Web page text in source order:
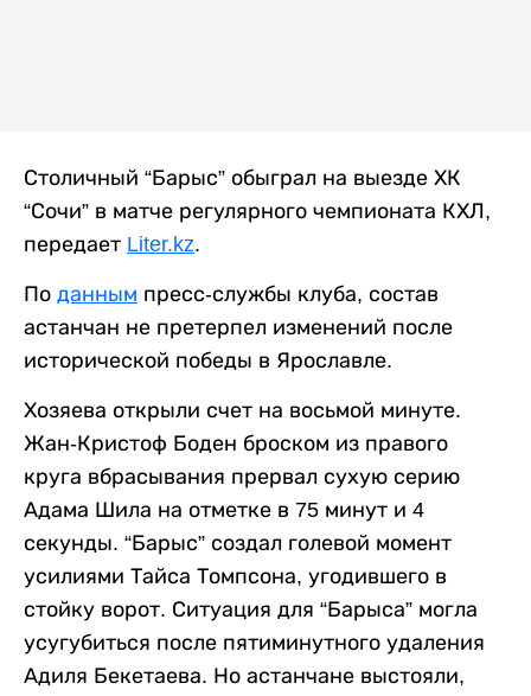
Столичный “Барыс” обыграл на выезде ХК
“Сочи” в матче регулярного чемпионата КХЛ,
передает Liter.kz.
По данным пресс-службы клуба, состав
астанчан не претерпел изменений после
исторической победы в Ярославле.
Хозяева открыли счет на восьмой минуте.
Жан-Кристоф Боден броском из правого
круга вбрасывания прервал сухую серию
Адама Шила на отметке в 75 минут и 4
секунды. “Барыс” создал голевой момент
усилиями Тайса Томпсона, угодившего в
стойку ворот. Ситуация для “Барыса” могла
усугубиться после пятиминутного удаления
Адиля Бекетаева. Но астанчане выстояли,